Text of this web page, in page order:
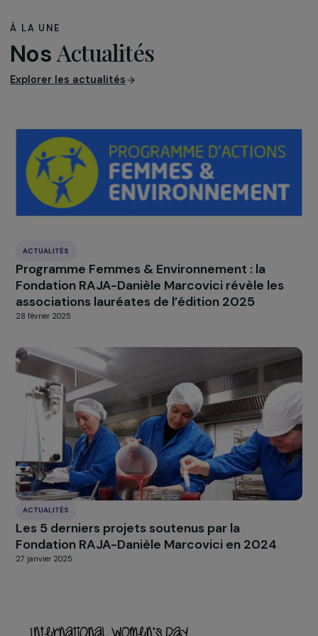
Initiatives au féminin
(France)
À LA UNE
NosActualités
Explorer les actualités
ACTUALITÉS
Programme Femmes & Environnement : la
Fondation RAJA-Danièle Marcovici révèle les
associations lauréates de l’édition 2025
28 février 2025